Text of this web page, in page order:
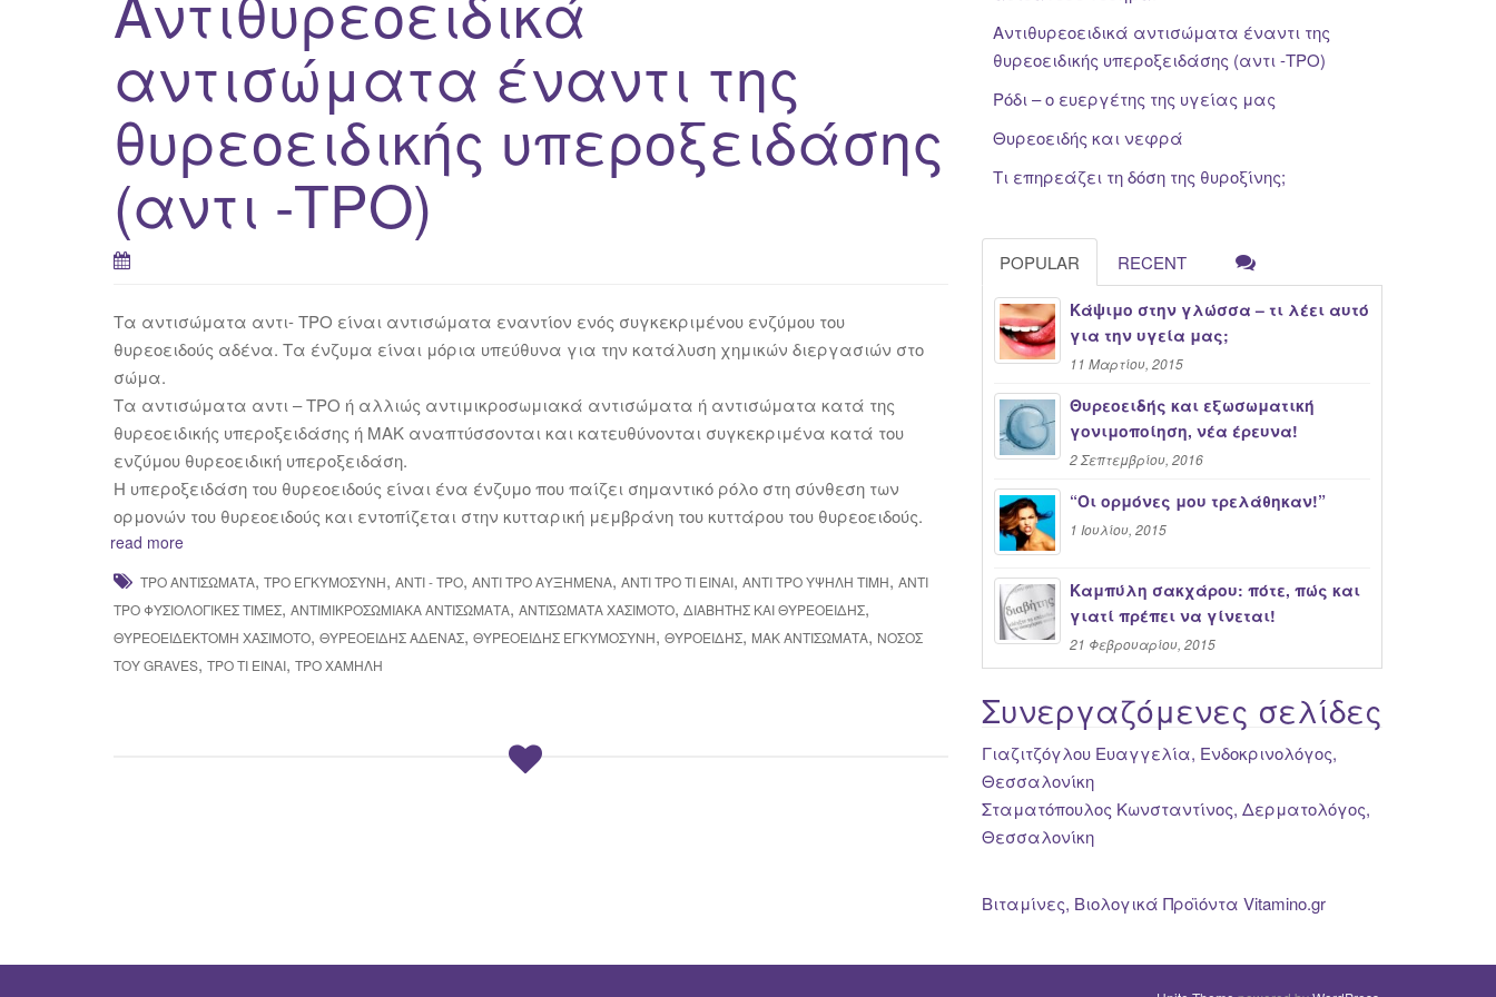
αντισώματα έναντι της
θυρεοειδικής υπεροξειδάσης
(αντι -TPO)
Tα αντισώματα αντι- TPO είναι αντισώματα εναντίον ενός συγκεκριμένου ενζύμου του
θυρεοειδούς αδένα. Τα ένζυμα είναι μόρια υπεύθυνα για την κατάλυση χημικών διεργασιών στο
σώμα.
Τα αντισώματα αντι – ΤΡΟ ή αλλιώς αντιμικροσωμιακά αντισώματα ή αντισώματα κατά της
θυρεοειδικής υπεροξειδάσης ή ΜΑΚ αναπτύσσονται και κατευθύνονται συγκεκριμένα κατά του
ενζύμου θυρεοειδική υπεροξειδάση.
Η υπεροξειδάση του θυρεοειδούς είναι ένα ένζυμο που παίζει σημαντικό ρόλο στη σύνθεση των
ορμονών του θυρεοειδούς και εντοπίζεται στην κυτταρική μεμβράνη του κυττάρου του θυρεοειδούς.
read more
TPO ΑΝΤΙΣΏΜΑΤΑ, TPO ΕΓΚΥΜΟΣΎΝΗ, ΑΝΤΙ - TPO, ΑΝΤΙ TPO ΑΥΞΗΜΈΝΑ, ΑΝΤΙ ΤΡΟ ΤΙ ΕΊΝΑΙ, ΑΝΤΙ ΤΡΟ ΥΨΗΛΉ ΤΙΜΉ, ΑΝΤΙ
ΤΡΟ ΦΥΣΙΟΛΟΓΙΚΈΣ ΤΙΜΈΣ, ΑΝΤΙΜΙΚΡΟΣΩΜΙΑΚΑ ΑΝΤΙΣΩΜΑΤΑ, ΑΝΤΙΣΏΜΑΤΑ ΧΑΣΙΜΌΤΟ, ΔΙΑΒΉΤΗΣ ΚΑΙ ΘΥΡΕΟΕΙΔΉΣ,
ΘΥΡΕΟΕΙΔΕΚΤΟΜΉ ΧΑΣΙΜΌΤΟ, ΘΥΡΕΟΕΙΔΉΣ ΑΔΈΝΑΣ, ΘΥΡΕΟΕΙΔΉΣ ΕΓΚΥΜΟΣΎΝΗ, ΘΥΡΟΕΙΔΉΣ, ΜΑΚ ΑΝΤΙΣΏΜΑΤΑ, ΝΌΣΟΣ
ΤΟΥ GRAVES, ΤΡΟ ΤΙ ΕΊΝΑΙ, ΤΡΟ ΧΑΜΗΛΉ
Αντιθυρεοειδικά αντισώματα έναντι της
θυρεοειδικής υπεροξειδάσης (αντι -TPO)
Ρόδι – ο ευεργέτης της υγείας μας
Θυρεοειδής και νεφρά
Τι επηρεάζει τη δόση της θυροξίνης;
POPULAR RECENT
Κάψιμο στην γλώσσα – τι λέει αυτό
για την υγεία μας;
11 Μαρτίου, 2015
Θυρεοειδής και εξωσωματική
γονιμοποίηση, νέα έρευνα!
2 Σεπτεμβρίου, 2016
“Oι ορμόνες μου τρελάθηκαν!”
1 Ιουλίου, 2015
Καμπύλη σακχάρου: πότε, πώς και
γιατί πρέπει να γίνεται!
21 Φεβρουαρίου, 2015
Συνεργαζόμενες σελίδες
Γιαζιτζόγλου Ευαγγελία, Ενδοκρινολόγος,
Θεσσαλονίκη
Σταματόπουλος Κωνσταντίνος, Δερματολόγος,
Θεσσαλονίκη
Βιταμίνες, Βιολογικά Προϊόντα Vitamino.gr